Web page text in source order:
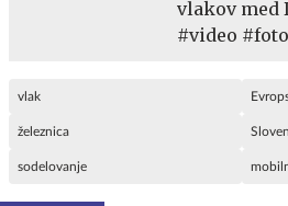
vlakov med
#video #foto
vlak
železnica
sodelovanje